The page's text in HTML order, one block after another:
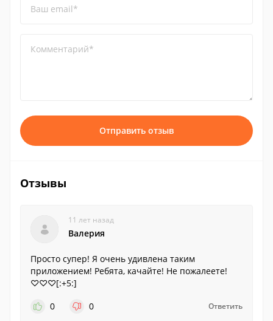
Ваш email*
Комментарий*
Отправить отзыв
Отзывы
11 лет назад
Валерия
Просто супер! Я очень удивлена таким
приложением! Ребята, качайте! Не пожалеете!
♡♡♡[:+5:]
0
0 Ответить